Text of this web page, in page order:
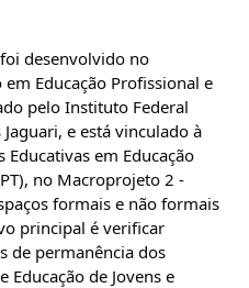
desenvolvido no
Educação Profissional e
pelo Instituto Federal
e está vinculado à
Educativas em Educação
no Macroprojeto 2 -
formais e não formais
principal é verificar
de permanência dos
de Jovens e